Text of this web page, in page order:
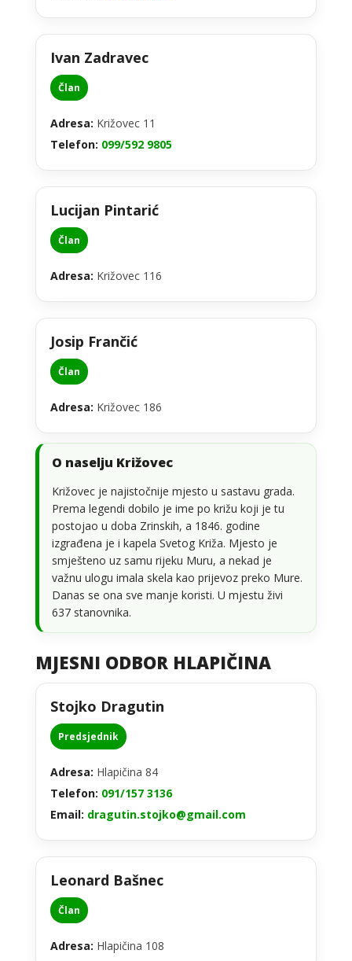
Ivan Zadravec
Član
Adresa: Križovec 11
Telefon: 099/592 9805
Lucijan Pintarić
Član
Adresa: Križovec 116
Josip Frančić
Član
Adresa: Križovec 186
O naselju Križovec
Križovec je najistočnije mjesto u sastavu grada.
Prema legendi dobilo je ime po križu koji je tu
postojao u doba Zrinskih, a 1846. godine
izgrađena je i kapela Svetog Križa. Mjesto je
smješteno uz samu rijeku Muru, a nekad je
važnu ulogu imala skela kao prijevoz preko Mure.
Danas se ona sve manje koristi. U mjestu živi
637 stanovnika.
MJESNI ODBOR HLAPIČINA
Stojko Dragutin
Predsjednik
Adresa: Hlapičina 84
Telefon: 091/157 3136
Email: dragutin.stojko@gmail.com
Leonard Bašnec
Član
Adresa: Hlapičina 108